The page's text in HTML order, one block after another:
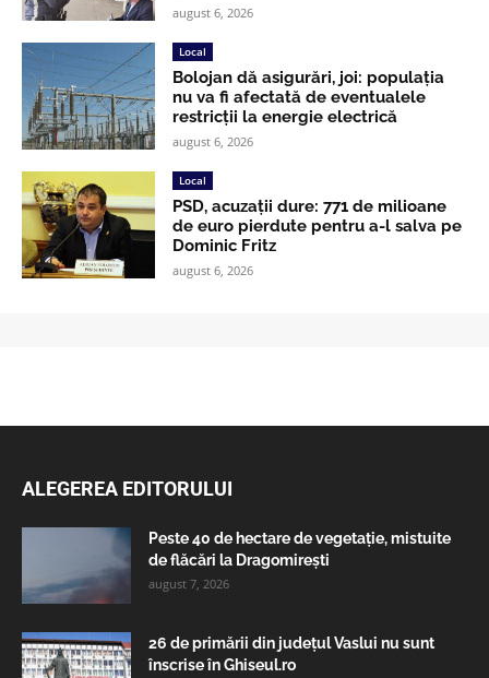
august 6, 2026
Local
Bolojan dă asigurări, joi: populația
nu va fi afectată de eventualele
restricții la energie electrică
august 6, 2026
Local
PSD, acuzații dure: 771 de milioane
de euro pierdute pentru a-l salva pe
Dominic Fritz
august 6, 2026
ALEGEREA EDITORULUI
Peste 40 de hectare de vegetație, mistuite
de flăcări la Dragomirești
august 7, 2026
26 de primării din județul Vaslui nu sunt
înscrise în Ghiseul.ro